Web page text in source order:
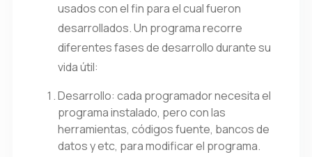
usados con el fin para el cual fueron
desarrollados. Un programa recorre
diferentes fases de desarrollo durante su
vida útil:
Desarrollo: cada programador necesita el
programa instalado, pero con las
herramientas, códigos fuente, bancos de
datos y etc, para modificar el programa.